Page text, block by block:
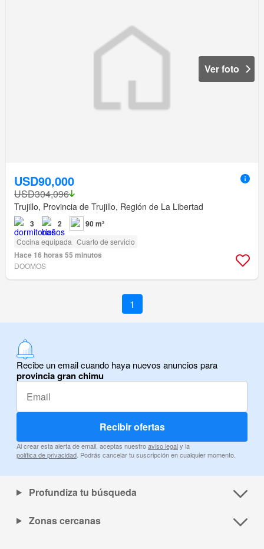
Ver foto
USD90,000
USD304,096
Trujillo, Provincia de Trujillo, Región de La Libertad
3 2 90 m²
Cocina equipada Cuarto de servicio
Hace 16 horas 55 minutos
DOOMOS
1
Recibe un email cuando haya nuevos anuncios para
provincia gran chimu
Recibir ofertas
Al crear esta alerta de email, aceptas nuestroaviso legaly la
política de privacidad . Podrás cancelar tu suscripción en cualquier momento.
Profundiza tu búsqueda
Zonas cercanas